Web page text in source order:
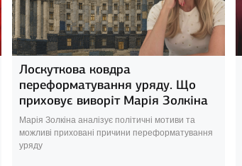
Лоскуткова ковдра
переформатування уряду. Що
приховує виворіт Марія Золкіна
Марія Золкіна аналізує політичні мотиви та
можливі приховані причини переформатування
уряду